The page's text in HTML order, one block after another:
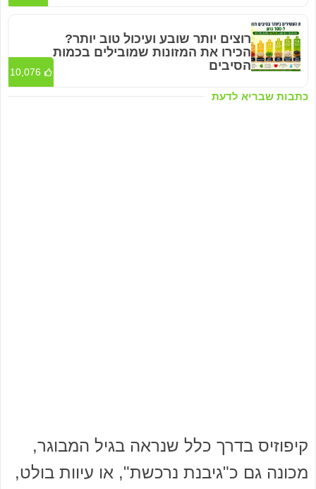
כתבות שבריא לדעת
רוצים יותר שובע ועיכול טוב יותר?
הכירו את המזונות שמובילים בכמות
הסיבים
10,076
קיפוזיס בדרך כלל שנראה בגיל המבוגר,
מכונה גם כ"גיבנת נרכשת", או עיוות בולט,